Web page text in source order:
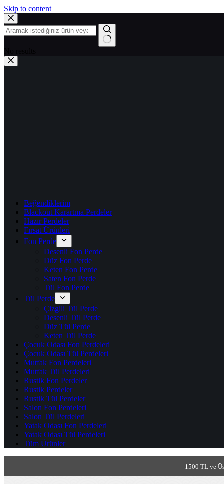
Skip to content
Beğendiklerim
Blackout Karartma Perdeler
Hazır Perdeler
Fırsat Ürünleri
Fon Perde
Desenli Fon Perde
Düz Fon Perde
Keten Fon Perde
Saten Fon Perde
Tül Fon Perde
Tül Perde
Çizgili Tül Perde
Desenli Tül Perde
Düz Tül Perde
Keten Tül Perde
Çocuk Odası Fon Perdeleri
Çocuk Odası Tül Perdeleri
Mutfak Fon Perdeleri
Mutfak Tül Perdeleri
Rustik Fon Perdeler
Rustik Perdeler
Rustik Tül Perdeler
Salon Fon Perdeleri
Salon Tül Perdeleri
Yatak Odası Fon Perdeleri
Yatak Odası Tül Perdeleri
Tüm Ürünler
1500 TL ve